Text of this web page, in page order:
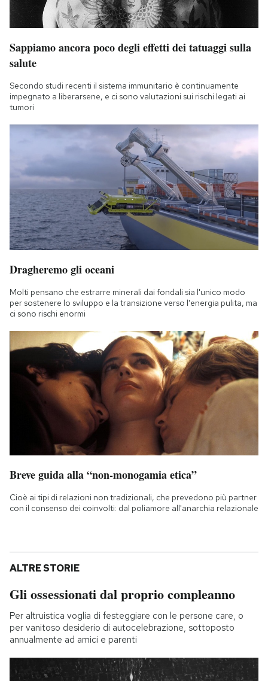
Sappiamo ancora poco degli effetti dei tatuaggi sulla
salute
Secondo studi recenti il sistema immunitario è continuamente
impegnato a liberarsene, e ci sono valutazioni sui rischi legati ai
tumori
Dragheremo gli oceani
Molti pensano che estrarre minerali dai fondali sia l'unico modo
per sostenere lo sviluppo e la transizione verso l'energia pulita, ma
ci sono rischi enormi
Breve guida alla “non-monogamia etica”
Cioè ai tipi di relazioni non tradizionali, che prevedono più partner
con il consenso dei coinvolti: dal poliamore all'anarchia relazionale
ALTRE STORIE
Gli ossessionati dal proprio compleanno
Per altruistica voglia di festeggiare con le persone care, o
per vanitoso desiderio di autocelebrazione, sottoposto
annualmente ad amici e parenti